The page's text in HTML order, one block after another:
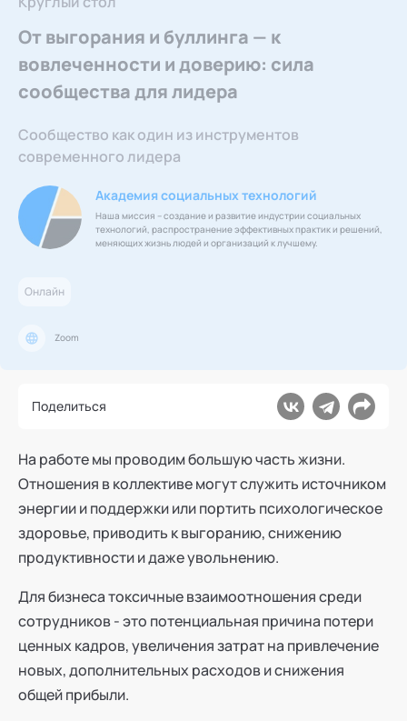
От выгорания и буллинга — к
вовлеченности и доверию: сила
сообщества для лидера
Сообщество как один из инструментов
современного лидера
Академия социальных технологий
Наша миссия – создание и развитие индустрии социальных
технологий, распространение эффективных практик и решений,
меняющих жизнь людей и организаций к лучшему.
Онлайн
Zoom
Поделиться
На работе мы проводим большую часть жизни.
Отношения в коллективе могут служить источником
энергии и поддержки или портить психологическое
здоровье, приводить к выгоранию, снижению
продуктивности и даже увольнению.
Для бизнеса токсичные взаимоотношения среди
сотрудников - это потенциальная причина потери
ценных кадров, увеличения затрат на привлечение
новых, дополнительных расходов и снижения
общей прибыли.
Профессионалам